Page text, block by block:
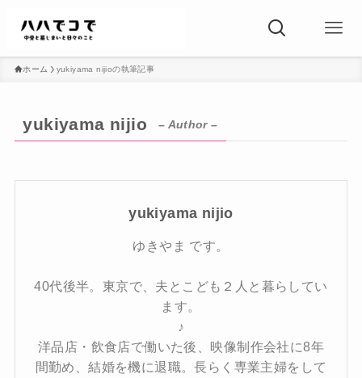
ホーム yukiyama nijioの執筆記事
yukiyama nijio – Author –
yukiyama nijio
ゆきやま です。
40代後半。東京で、夫とこども２人と暮らしてい
ます。
♪
洋品店・飲食店で働いた後、映像制作会社に8年
間勤め、結婚を機に退職。長らく専業主婦をして